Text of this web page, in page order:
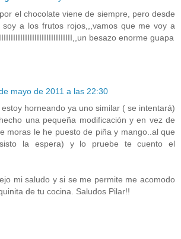
el chocolate viene de siempre, pero desde
soy a los frutos rojos,,,vamos que me voy a
besazo enorme guapa
mayo de 2011 a las 22:30
horneando ya uno similar ( se intentará)
una pequeña modificación y en vez de
moras le he puesto de piña y mango..al que
la espera) y lo pruebe te cuento el
mi saludo y si se me permite me acomodo
de tu cocina. Saludos Pilar!!